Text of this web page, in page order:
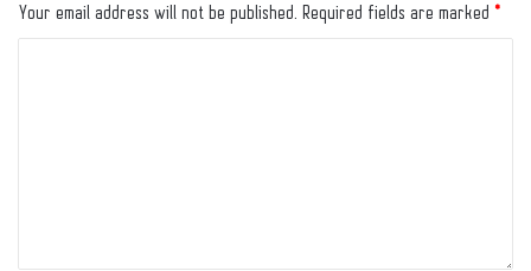
Your email address will not be published. Required fields are marked *